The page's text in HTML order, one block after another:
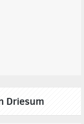
Driesum